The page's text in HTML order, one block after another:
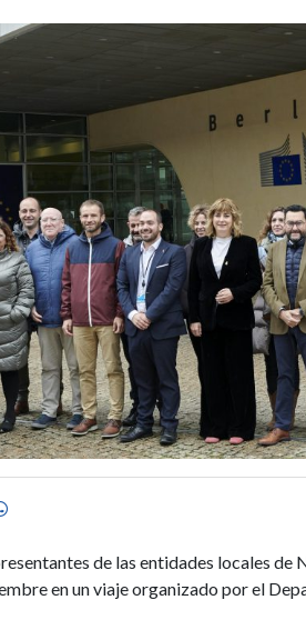
Whatsapp
de las entidades locales
en un viaje organizado por el